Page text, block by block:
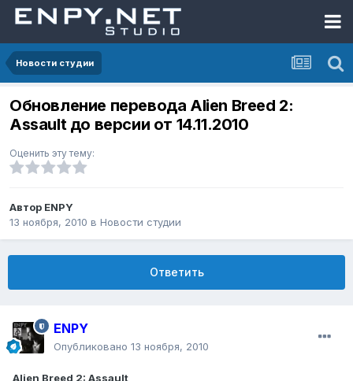
Новости студии
Обновление перевода Alien Breed 2:
Assault до версии от 14.11.2010
Оценить эту тему:
Автор ENPY
13 ноября, 2010 в Новости студии
Ответить
ENPY
Опубликовано 13 ноября, 2010
Alien Breed 2: Assault